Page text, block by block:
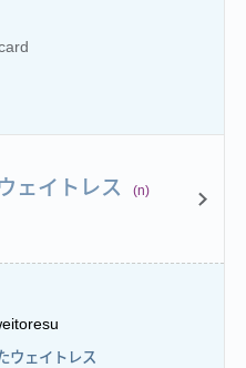
ェイトレス (n)
ウェイトレス